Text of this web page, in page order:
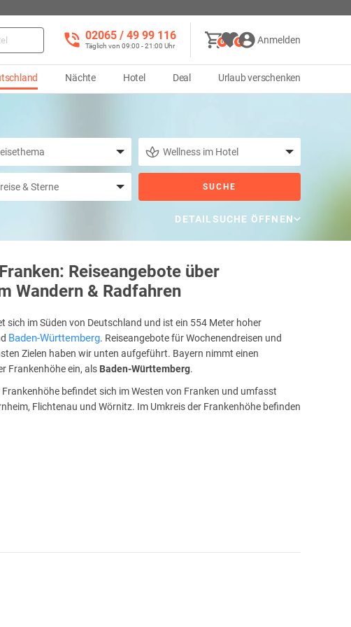
02065 / 49 ‌99 116
Täglich von 09:00 - 21:00 Uhr
0 0 Anmelden
Nächte Hotel Deal Urlaub verschenken
SUCHE
DETAILSUCHE ÖFFNEN
Reiseangebote über
Wandern & Radfahren
sich im Süden von Deutschland und ist ein 554 Meter hoher
Baden-Württemberg. Reiseangebote für Wochenendreisen und
Zielen haben wir unten aufgeführt. Bayern nimmt einen
Frankenhöhe ein, als Baden-Württemberg.
befindet sich im Westen von Franken und umfasst
Flichtenau und Wörnitz. Im Umkreis der Frankenhöhe befinden
zu finden sind. Ein Revier, ideal zum Wandern. Einen Teil der